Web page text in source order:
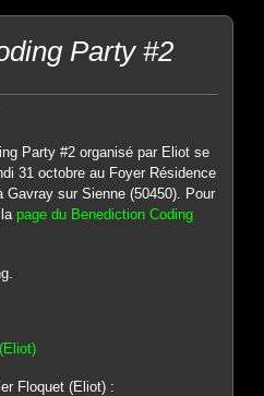
Party #2
Party #2 organisé par Eliot se
31 octobre au Foyer Résidence
Gavray sur Sienne (50450). Pour
lapage du Benediction Coding
Floquet (Eliot) :